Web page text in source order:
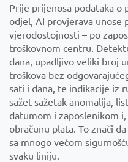
Prije prijenosa podataka o
odjel, AI provjerava unose
vjerodostojnosti – po
troškovnom centru.
dana, upadljivo veliki broj
troškova bez
sati i dana, te indikacije iz
sažet sažetak anomalija,
datumom i zaposlenikom
obračunu plata. To znači
sa mnogo većom
svaku liniju.